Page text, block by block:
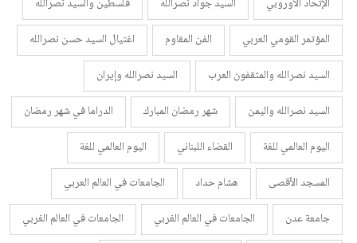
الإتحاد الأوروبي
السيد جواد نصرالله
فلسطين والسيد نصرالله
المؤتمر القومي العربي
الفن المقاوم
اغتيال السيد حسن نصرالله
السيد نصرالله والمثقفون العرب
السيد نصرالله وإيران
السيد نصرالله واليمن
شهر رمضان المبارك
الدراما في شهر رمضان
اليوم العالمي للغة
القضاء اللبناني
اليوم العالمي للغة
المسجد الأقصى
هشام حداد
الجامعات في العالم العربي
جامعة عدن
الجامعات في العالم الغربي
الجامعات في العالم الغربي